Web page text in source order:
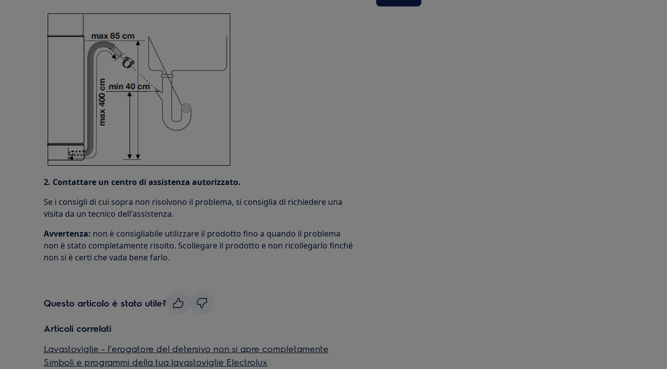
2. Contattare un centro di assistenza autorizzato.
Se i consigli di cui sopra non risolvono il problema, si consiglia di richiedere una
visita da un tecnico dell'assistenza.
Avvertenza: non è consigliabile utilizzare il prodotto fino a quando il problema
non è stato completamente risolto. Scollegare il prodotto e non ricollegarlo finché
non si è certi che vada bene farlo.
Questo articolo è stato utile?
Articoli correlati
Lavastoviglie - l'erogatore del detersivo non si apre completamente
Simboli e programmi della tua lavastoviglie Electrolux